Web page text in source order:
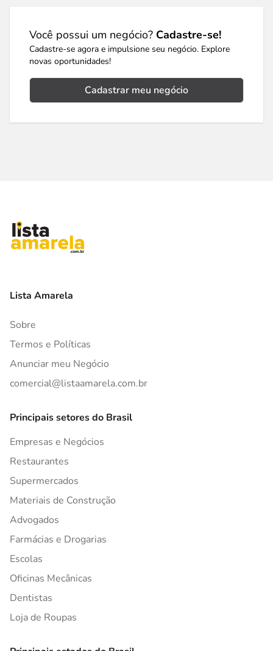
Você possui um negócio? Cadastre-se!
Cadastre-se agora e impulsione seu negócio. Explore
novas oportunidades!
Cadastrar meu negócio
Lista Amarela
Sobre
Termos e Políticas
Anunciar meu Negócio
comercial@listaamarela.com.br
Principais setores do Brasil
Empresas e Negócios
Restaurantes
Supermercados
Materiais de Construção
Advogados
Farmácias e Drogarias
Escolas
Oficinas Mecânicas
Dentistas
Loja de Roupas